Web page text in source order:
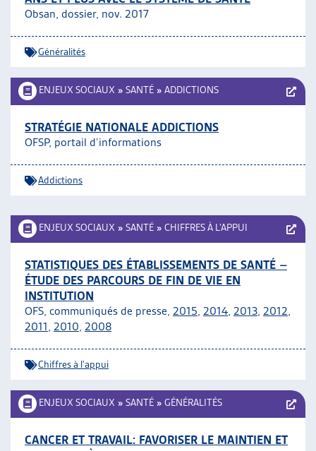
Obsan, dossier, nov. 2017
Généralités
ENJEUX SOCIAUX » SANTÉ » ADDICTIONS
STRATÉGIE NATIONALE ADDICTIONS
OFSP, portail d’informations
Addictions
ENJEUX SOCIAUX » SANTÉ » CHIFFRES À L’APPUI
STATISTIQUES DES ÉTABLISSEMENTS DE SANTÉ –
ÉTUDE DES PARCOURS DE FIN DE VIE EN
INSTITUTION
OFS, communiqués de presse, 2015, 2014, 2013, 2012,
2011, 2010, 2008
Chiffres à l'appui
ENJEUX SOCIAUX » SANTÉ » GÉNÉRALITÉS
CANCER ET TRAVAIL: FAVORISER LE MAINTIEN ET